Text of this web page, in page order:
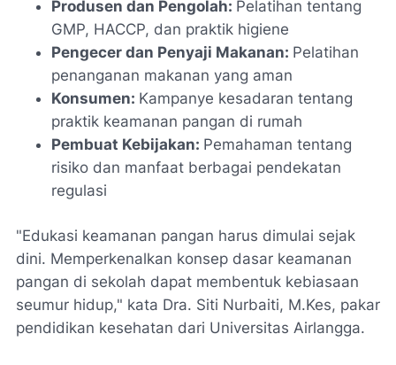
Produsen dan Pengolah: Pelatihan tentang
GMP, HACCP, dan praktik higiene
Pengecer dan Penyaji Makanan: Pelatihan
penanganan makanan yang aman
Konsumen: Kampanye kesadaran tentang
praktik keamanan pangan di rumah
Pembuat Kebijakan: Pemahaman tentang
risiko dan manfaat berbagai pendekatan
regulasi
"Edukasi keamanan pangan harus dimulai sejak
dini. Memperkenalkan konsep dasar keamanan
pangan di sekolah dapat membentuk kebiasaan
seumur hidup," kata Dra. Siti Nurbaiti, M.Kes, pakar
pendidikan kesehatan dari Universitas Airlangga.